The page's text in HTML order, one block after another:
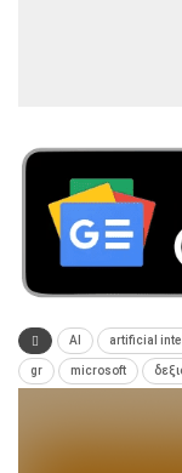
AI artificial
gr microsoft